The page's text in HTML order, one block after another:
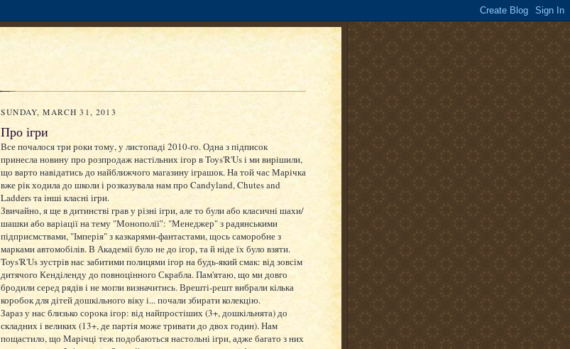
SUNDAY, MARCH 31, 2013
Про ігри
Все почалося три роки тому, у листопаді 2010-го. Одна з підписок
принесла новину про розпродаж настільних ігор в Toys'R'Us і ми вирішили,
що варто навідатись до найближчого магазину іграшок. На той час Марічка
вже рік ходила до школи і розказувала нам про Candyland, Chutes and
Ladders та інші класні ігри.
Звичайно, я ще в дитинстві грав у різні ігри, але то були або класичні шахи/
шашки або варіації на тему "Монополії": "Менеджер" з радянськими
підприємствами, "Імперія" з казкарями-фантастами, щось саморобне з
марками автомобілів. В Академії було не до ігор, та й ніде їх було взяти.
Toys'R'Us зустрів нас забитими полицями ігор на будь-який смак: від зовсім
дитячого Кенділенду до повноцінного Скрабла. Пам'ятаю, що ми довго
бродили серед рядів і не могли визначитись. Врешті-решт вибрали кілька
коробок для дітей дошкільного віку і... почали збирати колекцію.
Зараз у нас близько сорока ігор: від найпростіших (3+, дошкільнята) до
складних і великих (13+, де партія може тривати до двох годин). Нам
пощастило, що Марічці теж подобаються настольні ігри, адже багато з них